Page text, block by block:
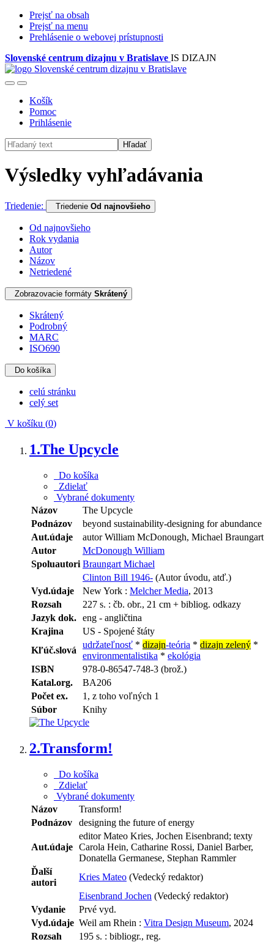
Prejsť na obsah
Prejsť na menu
Prehlásenie o webovej prístupnosti
Slovenské centrum dizajnu v Bratislave IS DIZAJN
Košík
Pomoc
Prihlásenie
Hľadať
Výsledky vyhľadávania
Triedenie: Triedenie Od najnovšieho
Od najnovšieho
Rok vydania
Autor
Názov
Netriedené
Zobrazovacie formáty Skrátený
Skrátený
Podrobný
MARC
ISO690
Do košíka
celú stránku
celý set
V košíku (0)
1.The Upcycle
Do košíka
Zdielať
Vybrané dokumenty
Názov
The Upcycle
Podnázov
beyond sustainability-designing for abundance
Aut.údaje
autor William McDonough, Michael Braungart
Autor
McDonough William
Spoluautori Braungart Michael
Clinton Bill 1946- (Autor úvodu, atď.)
Vyd.údaje
New York : Melcher Media, 2013
Rozsah
227 s. : čb. obr., 21 cm + bibliog. odkazy
Jazyk dok. eng - angličtina
Krajina
US - Spojené štáty
Kľúč.slová
udržateľnosť * dizajn-teória * dizajn zelený *
environmentalistika * ekológia
ISBN
978-0-86547-748-3 (brož.)
Katal.org.
BA206
Počet ex.
1, z toho voľných 1
Súbor
Knihy
2.Transform!
Do košíka
Zdielať
Vybrané dokumenty
Názov
Transform!
Podnázov
designing the future of energy
Aut.údaje
editor Mateo Kries, Jochen Eisenbrand; texty
Carola Hein, Catharine Rossi, Daniel Barber,
Donatella Germanese, Stephan Rammler
Ďalší
autori
Kries Mateo (Vedecký redaktor)
Eisenbrand Jochen (Vedecký redaktor)
Vydanie
Prvé vyd.
Vyd.údaje Weil am Rhein : Vitra Design Museum, 2024
Rozsah
195 s. : bibliogr., reg.